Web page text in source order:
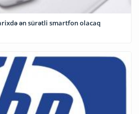
u tarixdə ən sürətli smartfon olacaq